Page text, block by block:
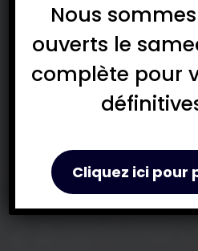
Nous
ouverts le
complète pour
Cliquez ici pour